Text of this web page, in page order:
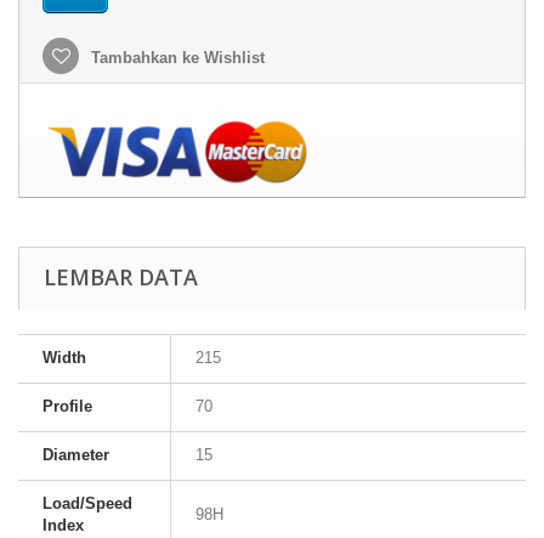
Tambahkan ke Wishlist
LEMBAR DATA
Width 215
Profile 70
Diameter 15
Load/Speed
Index
98H